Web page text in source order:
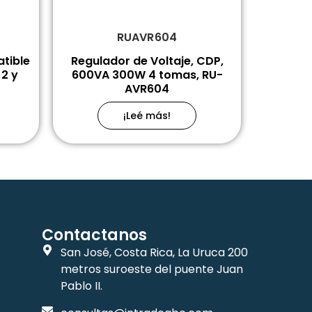
y
RUAVR604
Regulador de Voltaje, CDP,
600VA 300W 4 tomas, RU-
AVR604
¡Leé más!
Contactanos
San José, Costa Rica, La Uruca 200
metros suroeste del puente Juan
Pablo II.